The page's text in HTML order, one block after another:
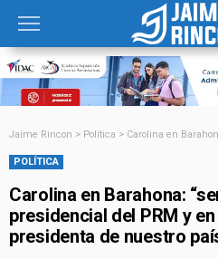
Jaime Rincon > Política > Carolina en Barahona: “seré
POLÍTICA
Carolina en Barahona:
presidencial del PRM y
presidenta de nuestro